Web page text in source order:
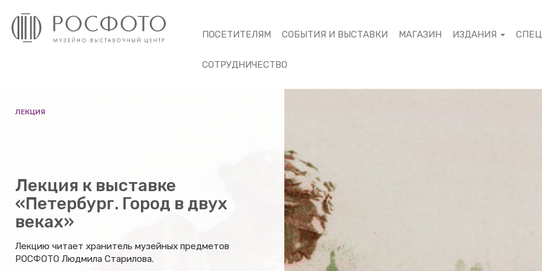
ПОСЕТИТЕЛЯМ СОБЫТИЯ И ВЫСТАВКИ МАГАЗИН ИЗДАНИЯ
СОТРУДНИЧЕСТВО
ЛЕКЦИЯ
Лекция к выставке
«Петербург. Город в двух
веках»
Лекцию читает хранитель музейных предметов
РОСФОТО Людмила Старилова.